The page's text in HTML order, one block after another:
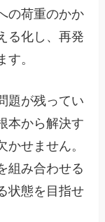
の荷重のかか
る化し、再発
。
題が残ってい
本から解決す
せません。
組み合わせる
状態を目指せ